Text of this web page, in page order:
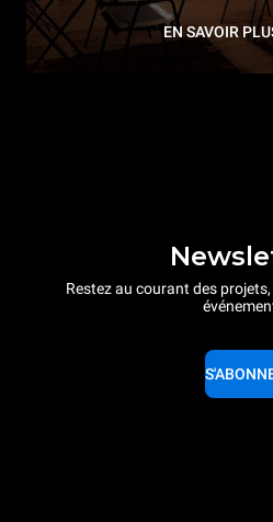
EN SAVOIR
Restez au courant des